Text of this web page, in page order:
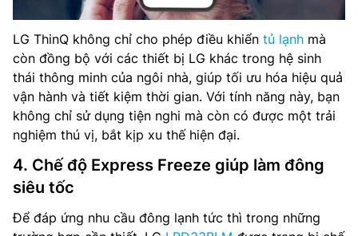
LG ThinQ không chỉ cho phép điều khiển tủ lạnh mà
còn đồng bộ với các thiết bị LG khác trong hệ sinh
thái thông minh của ngôi nhà, giúp tối ưu hóa hiệu quả
vận hành và tiết kiệm thời gian. Với tính năng này, bạn
không chỉ sử dụng tiện nghi mà còn có được một trải
nghiệm thú vị, bắt kịp xu thế hiện đại.
4. Chế độ Express Freeze giúp làm đông
siêu tốc
Để đáp ứng nhu cầu đông lạnh tức thì trong những